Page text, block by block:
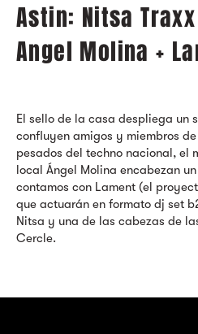
Astin: Nitsa
Angel Molina +
El sello de la casa despliega un
confluyen amigos y miembros
pesados del techno nacional, el
local Ángel Molina encabezan
contamos con Lament (el
que actuarán en formato dj set
Nitsa y una de las cabezas de
Cercle.